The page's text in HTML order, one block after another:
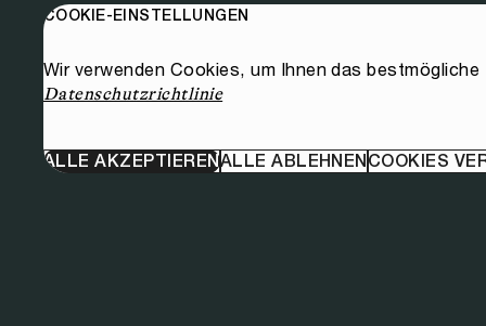
COOKIE-EINSTELLUNGEN
Wir verwenden Cookies, um Ihnen das
Datenschutzrichtlinie
ALLE AKZEPTIERENALLE ABLEHNENCOOKIES